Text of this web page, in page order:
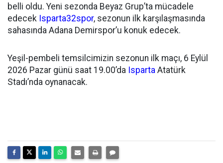
belli oldu. Yeni sezonda Beyaz Grup’ta mücadele
edecek Isparta32spor, sezonun ilk karşılaşmasında
sahasında Adana Demirspor’u konuk edecek.
Yeşil-pembeli temsilcimizin sezonun ilk maçı, 6 Eylül
2026 Pazar günü saat 19.00’da Isparta Atatürk
Stadı’nda oynanacak.